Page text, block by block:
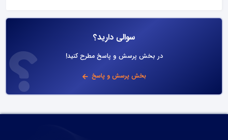
سوالی دارید؟
در بخش پرسش و پاسخ مطرح کنید!
بخش پرسش و پاسخ